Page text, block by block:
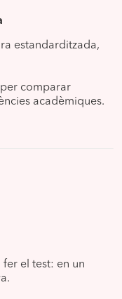
estandarditzada,
comparar
acadèmiques.
el test: en un